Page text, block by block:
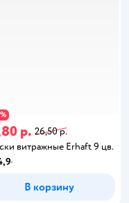
%
р. 26,50 р.
витражные Erhaft 9 цв.
В корзину